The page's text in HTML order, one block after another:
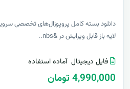
دانلود بسته کامل پروپوزال‌های تخصصی
لایه باز قابل ویرایش در &nbs..
فایل دیجیتال آماده استفاده
4,990,000 تومان